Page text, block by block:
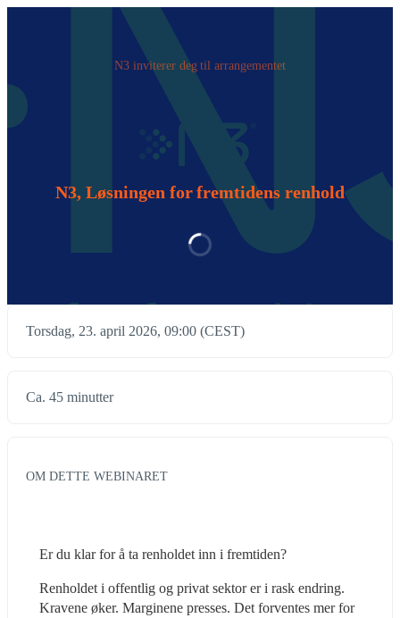
‪N3‬ inviterer deg til arrangementet
N3, Løsningen for fremtidens renhold
Torsdag, 23. april 2026, 09:00 (CEST)
Ca. 45 minutter
OM DETTE WEBINARET
Er du klar for å ta renholdet inn i fremtiden?
Renholdet i offentlig og privat sektor er i rask endring.
Kravene øker. Marginene presses. Det forventes mer for